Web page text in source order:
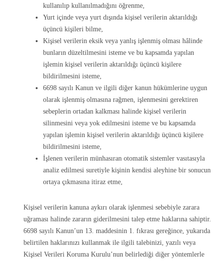
kullanılıp kullanılmadığını öğrenme,
Yurt içinde veya yurt dışında kişisel verilerin aktarıldığı
üçüncü kişileri bilme,
Kişisel verilerin eksik veya yanlış işlenmiş olması hâlinde
bunların düzeltilmesini isteme ve bu kapsamda yapılan
işlemin kişisel verilerin aktarıldığı üçüncü kişilere
bildirilmesini isteme,
6698 sayılı Kanun ve ilgili diğer kanun hükümlerine uygun
olarak işlenmiş olmasına rağmen, işlenmesini gerektiren
sebeplerin ortadan kalkması halinde kişisel verilerin
silinmesini veya yok edilmesini isteme ve bu kapsamda
yapılan işlemin kişisel verilerin aktarıldığı üçüncü kişilere
bildirilmesini isteme,
İşlenen verilerin münhasıran otomatik sistemler vasıtasıyla
analiz edilmesi suretiyle kişinin kendisi aleyhine bir sonucun
ortaya çıkmasına itiraz etme,
Kişisel verilerin kanuna aykırı olarak işlenmesi sebebiyle zarara
uğraması halinde zararın giderilmesini talep etme haklarına sahiptir.
6698 sayılı Kanun’un 13. maddesinin 1. fıkrası gereğince, yukarıda
belirtilen haklarınızı kullanmak ile ilgili talebinizi, yazılı veya
Kişisel Verileri Koruma Kurulu’nun belirlediği diğer yöntemlerle